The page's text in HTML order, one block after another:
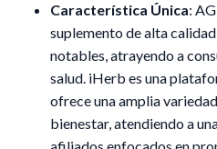
Característica Única:
suplemento de alta
notables, atrayendo a
salud. iHerb es una
ofrece una amplia
bienestar, atendiendo a